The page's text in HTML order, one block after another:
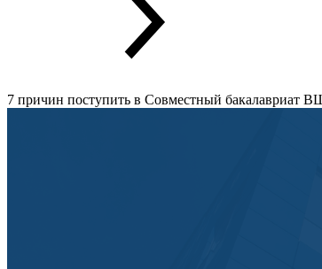
7 причин поступить в Совместный бакалавриат